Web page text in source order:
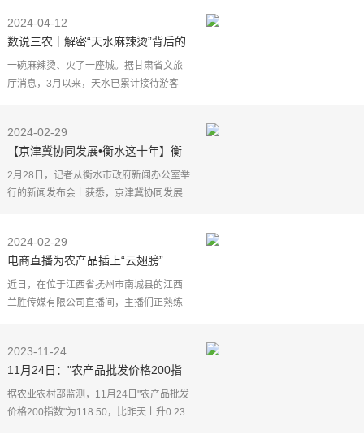
心。该项目与周边物流
2024-04-12
数说三农｜解密“天水麻辣烫”背后的
“甘味”农产品底蕴
一碗麻辣烫、火了一座城。据甘肃省文旅
厅消息，3月以来，天水已累计接待游客
肃文化旅游"相关
2024-02-29
【京津冀协同发展•衡水这十年】衡
水市加快推进京津冀绿色农产品基地
建设
2月28日，记者从衡水市政府新闻办公室举
行的新闻发布会上获悉，京津冀协同发展
创建、农产品加
2024-02-29
电商直播为农产品插上“云翅膀”
近日，在位于江西省抚州市南城县的江西
兰胜传媒有限公司直播间，主播们正熟练
不少网民下单购
2023-11-24
11月24日："农产品批发价格200指
数"比昨天上升0.23个点
据农业农村部监测，11月24日"农产品批发
价格200指数"为118.50，比昨天上升0.23